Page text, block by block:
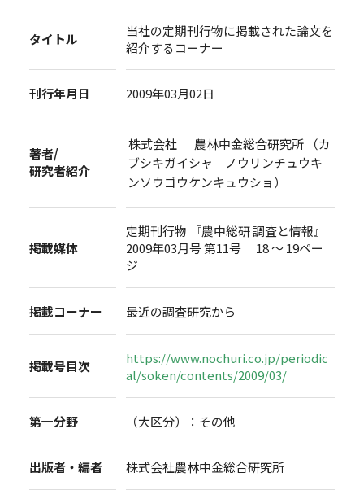
タイトル
当社の定期刊行物に掲載された論文を
紹介するコーナー
刊行年月日 2009年03月02日
著者/
研究者紹介
株式会社 農林中金総合研究所 （カ
ブシキガイシャ ノウリンチュウキ
ンソウゴウケンキュウショ）
掲載媒体
定期刊行物 『農中総研 調査と情報』
2009年03月号 第11号 18 ～ 19ペー
ジ
掲載コーナー 最近の調査研究から
掲載号目次
https://www.nochuri.co.jp/periodic
al/soken/contents/2009/03/
第一分野 （大区分）：その他
出版者・編者 株式会社農林中金総合研究所